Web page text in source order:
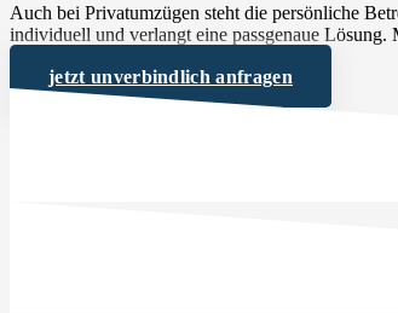
Auch bei Privatumzügen steht die persönliche
individuell und verlangt eine passgenaue
jetzt unverbindlich anfragen